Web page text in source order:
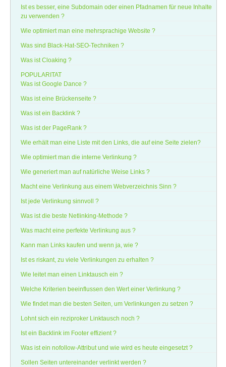
Ist es besser, eine Subdomain oder einen Pfadnamen für neue Inhalte
zu verwenden ?
Wie optimiert man eine mehrsprachige Website ?
Was sind Black-Hat-SEO-Techniken ?
Was ist Cloaking ?
POPULARITAT
Was ist Google Dance ?
Was ist eine Brückenseite ?
Was ist ein Backlink ?
Was ist der PageRank ?
Wie erhält man eine Liste mit den Links, die auf eine Seite zielen?
Wie optimiert man die interne Verlinkung ?
Wie generiert man auf natürliche Weise Links ?
Macht eine Verlinkung aus einem Webverzeichnis Sinn ?
Ist jede Verlinkung sinnvoll ?
Was ist die beste Netlinking-Methode ?
Was macht eine perfekte Verlinkung aus ?
Kann man Links kaufen und wenn ja, wie ?
Ist es riskant, zu viele Verlinkungen zu erhalten ?
Wie leitet man einen Linktausch ein ?
Welche Kriterien beeinflussen den Wert einer Verlinkung ?
Wie findet man die besten Seiten, um Verlinkungen zu setzen ?
Lohnt sich ein reziproker Linktausch noch ?
Ist ein Backlink im Footer effizient ?
Was ist ein nofollow-Attribut und wie wird es heute eingesetzt ?
Sollen Seiten untereinander verlinkt werden ?